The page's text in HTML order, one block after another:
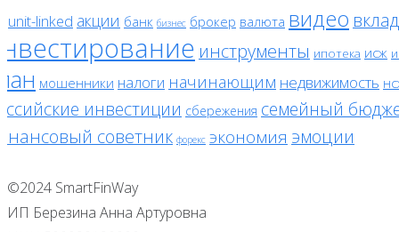
unit-linked акции банк бизнес брокер валюта видео вклад
инструменты ипотека исж
мошенники налоги начинающим недвижимость
инвестиции сбережения семейный
советник форекс экономия эмоции
©2024 SmartFinWay
ИП Березина Анна Артуровна